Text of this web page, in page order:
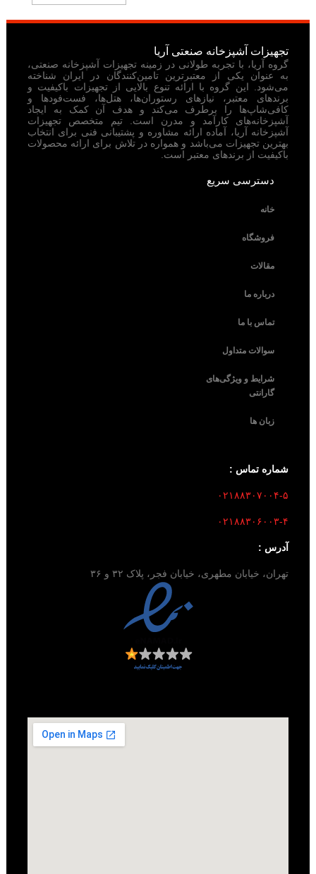
تجهیزات آشپزخانه صنعتی آریا
گروه آریا، با تجربه طولانی در زمینه تجهیزات آشپزخانه صنعتی،
به عنوان یکی از معتبرترین تامین‌کنندگان در ایران شناخته
می‌شود. این گروه با ارائه تنوع بالایی از تجهیزات باکیفیت و
برندهای معتبر، نیازهای رستوران‌ها، هتل‌ها، فست‌فودها و
کافی‌شاپ‌ها را برطرف می‌کند و هدف آن کمک به ایجاد
آشپزخانه‌های کارآمد و مدرن است. تیم متخصص تجهیزات
آشپزخانه آریا، آماده ارائه مشاوره و پشتیبانی فنی برای انتخاب
بهترین تجهیزات می‌باشد و همواره در تلاش برای ارائه محصولات
باکیفیت از برندهای معتبر است.
دسترسی سریع
خانه
فروشگاه
مقالات
درباره ما
تماس با ما
سوالات متداول
شرایط و ویژگی‌های
گارانتی
زبان ها
شماره تماس :
۰۲۱۸۸۳۰۷۰۰۴-۵
۰۲۱۸۸۳۰۶۰۰۳-۴
آدرس :
تهران، خیابان مطهری، خیابان فجر، پلاک ۳۲ و ۳۶